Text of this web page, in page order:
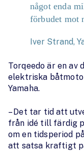
något enda
förbudet mot
Iver Strand,
Torqeedo är en av
elektriska
Yamaha.
– Det tar tid att
från idé till färdig
om en tidsperiod
att satsa kraftigt